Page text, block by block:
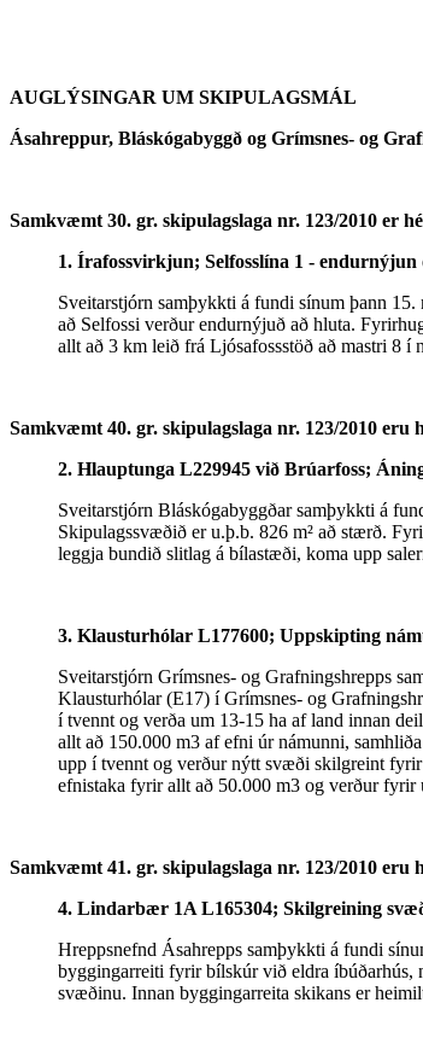
AUGLÝSINGAR UM SKIPULAGSMÁL
Ásahreppur, Bláskógabyggð og Grímsnes- og
Samkvæmt 30. gr. skipulagslaga nr. 123/2010 er
1. Írafossvirkjun; Selfosslína 1 -
Sveitarstjórn samþykkti á fundi sínum þann
að Selfossi verður endurnýjuð að hluta.
allt að 3 km leið frá Ljósafossstöð að mastri 8
Samkvæmt 40. gr. skipulagslaga nr. 123/2010
2. Hlauptunga L229945 við Brúarfoss;
Sveitarstjórn Bláskógabyggðar samþykkti á
Skipulagssvæðið er u.þ.b. 826 m² að stærð.
leggja bundið slitlag á bílastæði, koma upp
3. Klausturhólar L177600; Uppskipting
Sveitarstjórn Grímsnes- og Grafningshrepps
Klausturhólar (E17) í Grímsnes- og
í tvennt og verða um 13-15 ha af land innan
allt að 150.000 m3 af efni úr námunni,
upp í tvennt og verður nýtt svæði skilgreint
efnistaka fyrir allt að 50.000 m3 og verður
Samkvæmt 41. gr. skipulagslaga nr. 123/2010
4. Lindarbær 1A L165304; Skilgreining
Hreppsnefnd Ásahrepps samþykkti á fundi
byggingarreiti fyrir bílskúr við eldra íbúðarhús,
svæðinu. Innan byggingarreita skikans er